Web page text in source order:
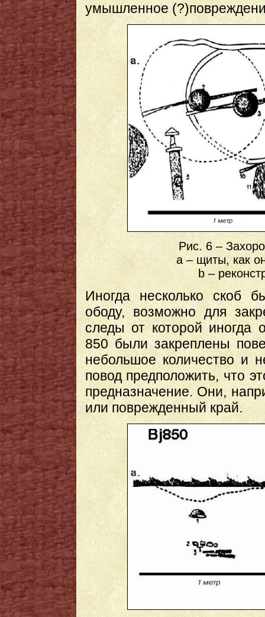
умышленное
Рис. 6 –
а – щиты, как
b –
Иногда несколько скоб
ободу, возможно для
следы от которой иногда
850 были закреплены
небольшое количество и
повод предположить, что
предназначение. Они,
или поврежденный край.